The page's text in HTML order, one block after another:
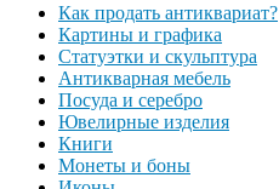
Как продать антиквариат?
Картины и графика
Статуэтки и скульптура
Антикварная мебель
Посуда и серебро
Ювелирные изделия
Книги
Монеты и боны